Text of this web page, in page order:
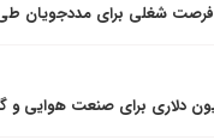
دلاری برای صنعت هوایی و